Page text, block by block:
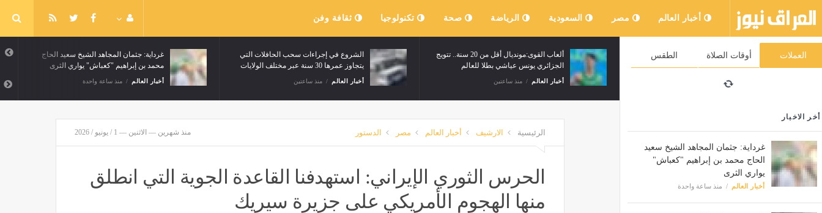
أخبار العالم مصر السعودية الرياضة صحة تكنولوجيا ثقافة وفن
العملات أوقات الصلاة الطقس
أخر الاخبار
غرداية: جثمان المجاهد الشيخ سعيد
الحاج محمد بن إبراهيم "كعباش"
يواري الثرى
أخبار العالم منذ ساعة واحدة
غرداية: جثمان المجاهد الشيخ سعيد الحاج
محمد بن إبراهيم "كعباش" يواري الثرى
أخبار العالم منذ ساعة واحدة
الشروع في إجراءات سحب الحافلات التي
يتجاوز عمرها 30 سنة عبر مختلف الولايات
أخبار العالم منذ ساعتين
ألعاب القوى:مونديال أقل من 20 سنة.. تتويج
الجزائري يونس عياشي بطلا للعالم
أخبار العالم منذ ساعتين
الشروع في سحب الحافلات التي يتجاوز
عمرها 30 سنة عبر مختلف الولايات
أخبار العالم
الرئيسية الارشيف أخبار العالم مصر الدستور منذ شهرين — الاثنين — 1 / يونيو / 2026
الحرس الثوري الإيراني: استهدفنا القاعدة الجوية التي انطلق
منها الهجوم الأمريكي على جزيرة سيريك